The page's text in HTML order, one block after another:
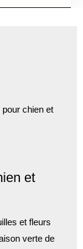
pour chien et
et
et fleurs
verte de